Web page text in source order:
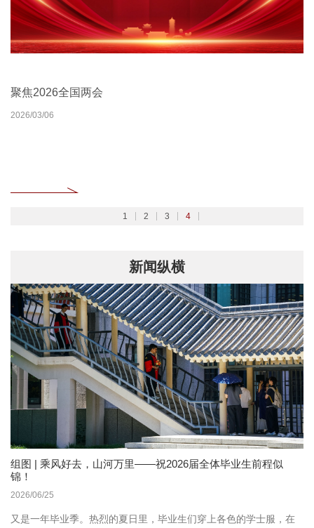
北京大学扎实开展树立和践行正确政绩观学习教育
2026/02/27
2026北京大学管理质效年
2026/03/30
北京大学深入学习贯彻党的二十届四中全会精神
2025/10/24
聚焦2026全国两会
2026/03/06
1 2 3 4
新闻纵横
组图 | 乘风好去，山河万里——祝2026届全体毕业生前程似
锦！
2026/06/25
又是一年毕业季。热烈的夏日里，毕业生们穿上各色的学士服，在